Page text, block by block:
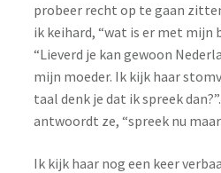
probeer recht op te gaan
ik keihard, “wat is er met mijn
“Lieverd je kan gewoon
mijn moeder. Ik kijk haar
taal denk je dat ik spreek
antwoordt ze, “spreek nu
Ik kijk haar nog een keer